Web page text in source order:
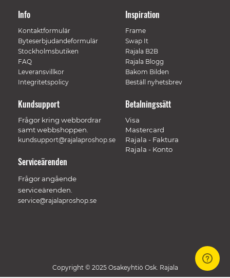
Info
Kontaktformulär
Byteserbjudandeformulär
Stockholmsbutiken
FAQ
Leveransvillkor
Integritetspolicy
Inspiration
Frame
Swap It
Rajala B2B
Rajala Blogg
Bakom Bilden
Beställ nyhetsbrev
Betalningssätt
Visa
Mastercard
Rajala - Faktura
Rajala - Konto
Kundsupport
Frågor kring webbordrar
samt webbshoppen.
kundsupport@rajalaproshop.se
Serviceärenden
Frågor angående
serviceärenden.
service@rajalaproshop.se
Copyright © 2025 Osakeyhtiö Osk. Rajala